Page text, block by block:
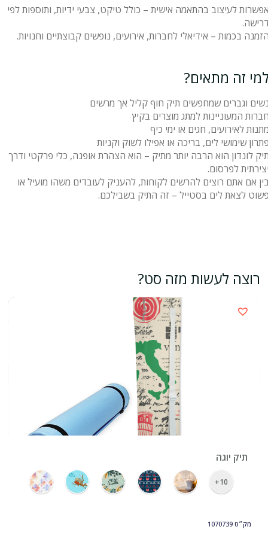
לעיצוב בהתאמה אישית – כולל טיקט, צבעי ידיות, ותוספות לפי
בכמות – אידיאלי לחברות, אירועים, נופשים קבוצתיים וחנויות.
זה מתאים?
וגברים שמחפשים תיק חוף קליל אך מרשים
המעוניינות למתג מוצרים בקיץ
לאירועים, חגים או ימי כיף
שימושי לים, בריכה או אפילו לשוק וקניות
לונדון הוא הרבה יותר מתיק – הוא הצהרת אופנה, כלי פרקטי ודרך
לפרסום.
אם אתם רוצים להרשים לקוחות, להעניק לעובדים משהו מועיל או
לצאת לים בסטייל – זה התיק בשבילכם.
רוצה לעשות מזה סט?
תיק יוגה
10+
מק״ט1070739